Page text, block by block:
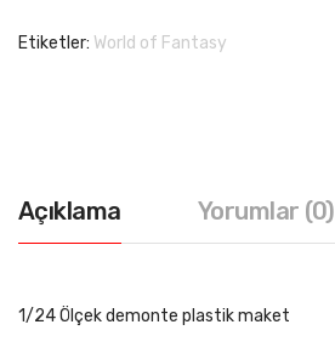
Etiketler: World of Fantasy
Açıklama Yorumlar (0)
1/24 Ölçek demonte plastik maket